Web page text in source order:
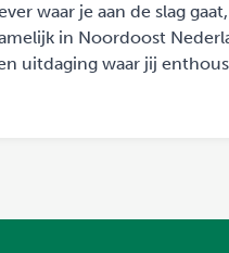
waar je aan de slag
in Noordoost
uitdaging waar jij